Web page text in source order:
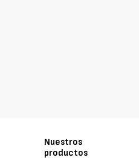
Nuestros
productos